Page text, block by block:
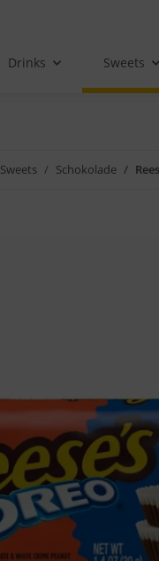
Drinks Sweets
Sweets Schokolade